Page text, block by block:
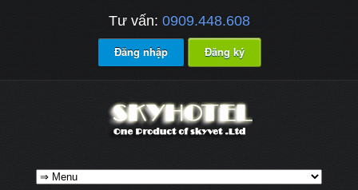
Tư vấn: 0909.448.608
Đăng nhập Đăng ký